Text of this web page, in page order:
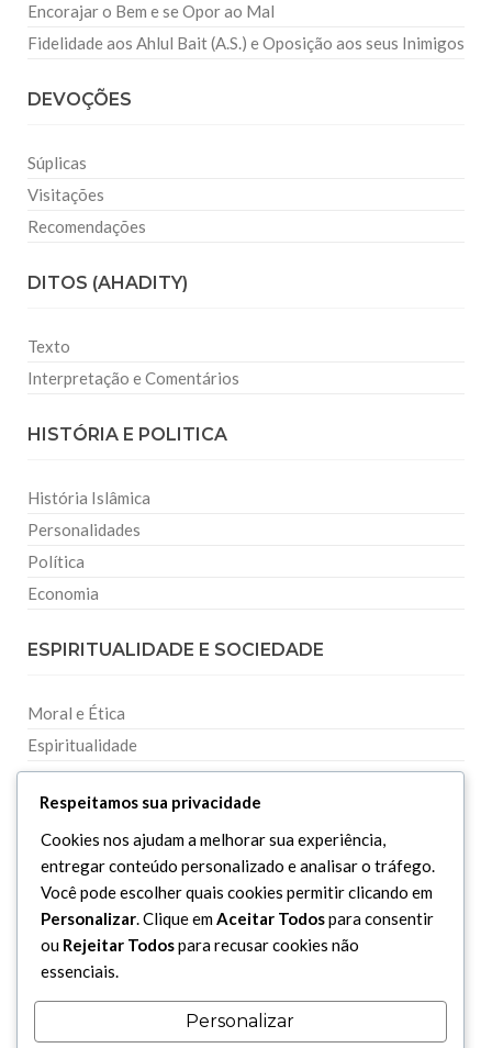
Encorajar o Bem e se Opor ao Mal
Fidelidade aos Ahlul Bait (A.S.) e Oposição aos seus Inimigos
DEVOÇÕES
Súplicas
Visitações
Recomendações
DITOS (AHADITY)
Texto
Interpretação e Comentários
HISTÓRIA E POLITICA
História Islâmica
Personalidades
Política
Economia
ESPIRITUALIDADE E SOCIEDADE
Moral e Ética
Espiritualidade
Filosofia
CIÊNCIAS RELIGIOSAS
Discursos e Palestras
Ensinamentos e Jurisprudências
Entrevistas e Declarações
Perguntas e Respostas
Respeitamos sua privacidade
Cookies nos ajudam a melhorar sua experiência,
entregar conteúdo personalizado e analisar o tráfego.
Você pode escolher quais cookies permitir clicando em
Personalizar. Clique emAceitar Todospara consentir
ou Rejeitar Todospara recusar cookies não
essenciais.
Personalizar